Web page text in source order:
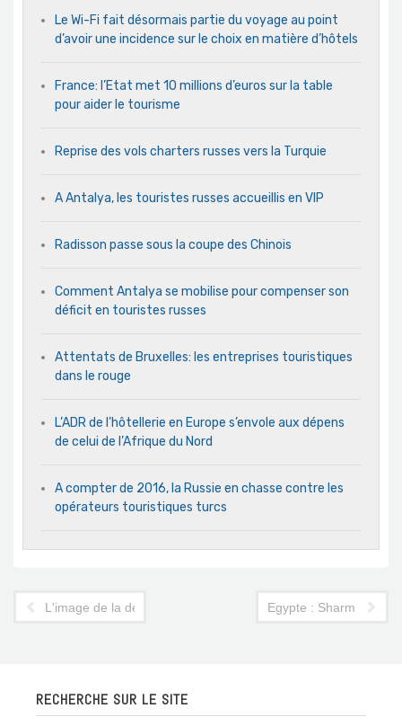
Le Wi-Fi fait désormais partie du voyage au point
d’avoir une incidence sur le choix en matière d’hôtels
France: l’Etat met 10 millions d’euros sur la table
pour aider le tourisme
Reprise des vols charters russes vers la Turquie
A Antalya, les touristes russes accueillis en VIP
Radisson passe sous la coupe des Chinois
Comment Antalya se mobilise pour compenser son
déficit en touristes russes
Attentats de Bruxelles: les entreprises touristiques
dans le rouge
L’ADR de l’hôtellerie en Europe s’envole aux dépens
de celui de l’Afrique du Nord
A compter de 2016, la Russie en chasse contre les
opérateurs touristiques turcs
L'image de la destination Turquie auprès des Français
Egypte : Sharm
RECHERCHE SUR LE SITE